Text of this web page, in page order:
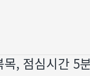
, 점심시간 5